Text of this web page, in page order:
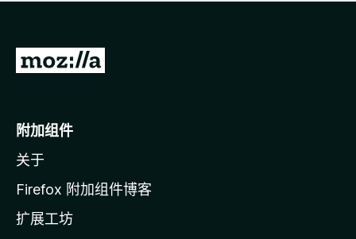
无
转
o
i
l
a
附加组件
关于
Firefox 附加组件博客
扩展工坊